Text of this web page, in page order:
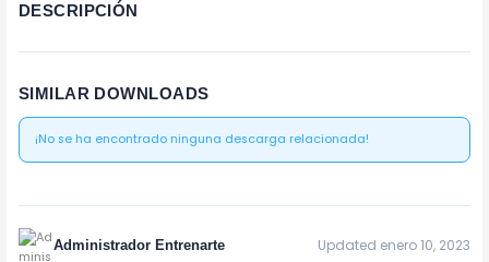
DESCRIPCIÓN
SIMILAR DOWNLOADS
¡No se ha encontrado ninguna descarga relacionada!
Administrador Entrenarte Updated enero 10, 2023